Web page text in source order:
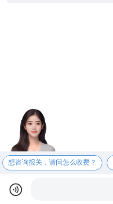
想咨询报关，请问怎么收费？